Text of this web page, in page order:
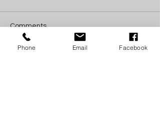
Comments
Phone Email Facebook